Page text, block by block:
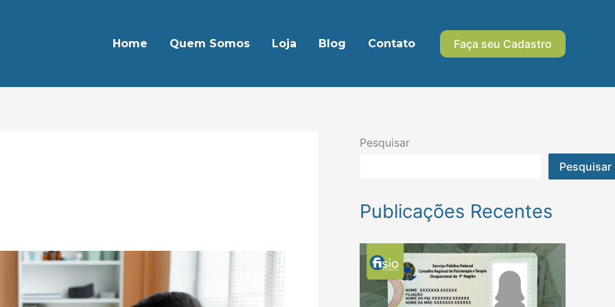
Home Quem Somos Loja Blog Contato Faça seu Cadastro
Pesquisar
Pesquisar
Publicações Recentes